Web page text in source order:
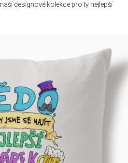
designové kolekce pro ty nejlepší